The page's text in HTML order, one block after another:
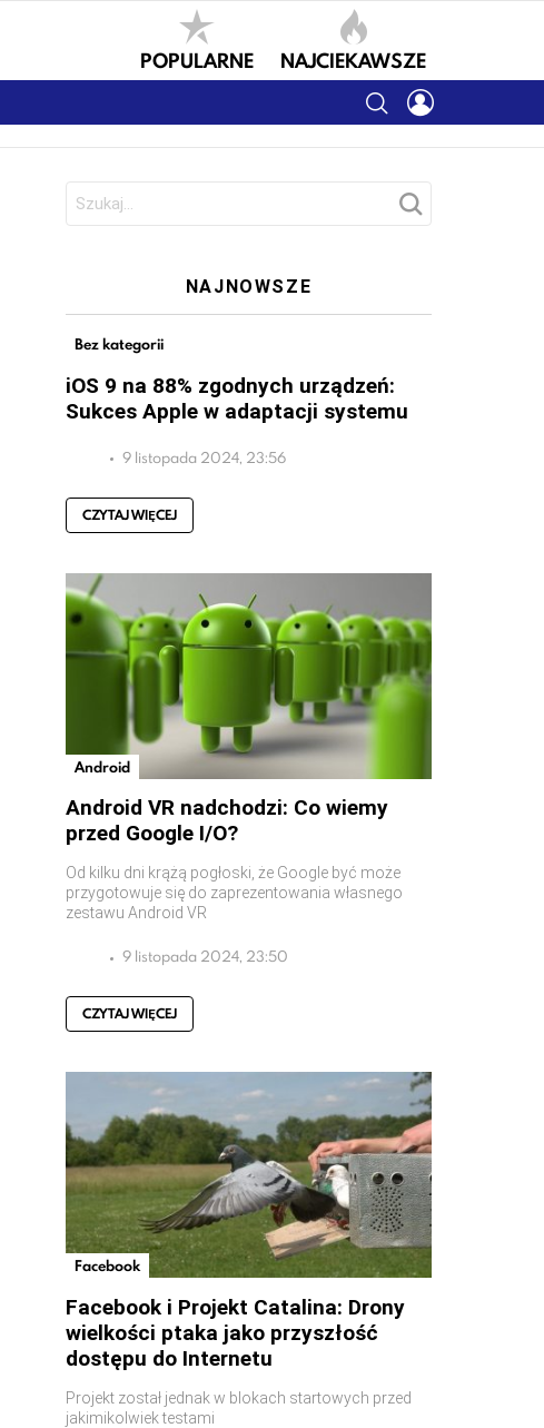
POPULARNE NAJCIEKAWSZE
SEARCH
NAJNOWSZE
Bez kategorii
iOS 9 na 88% zgodnych urządzeń:
Sukces Apple w adaptacji systemu
9 listopada 2024, 23:56
CZYTAJ WIĘCEJ
Android
Android VR nadchodzi: Co wiemy
przed Google I/O?
Od kilku dni krążą pogłoski, że Google być może
przygotowuje się do zaprezentowania własnego
zestawu Android VR
9 listopada 2024, 23:50
CZYTAJ WIĘCEJ
Facebook
Facebook i Projekt Catalina: Drony
wielkości ptaka jako przyszłość
dostępu do Internetu
Projekt został jednak w blokach startowych przed
jakimikolwiek testami